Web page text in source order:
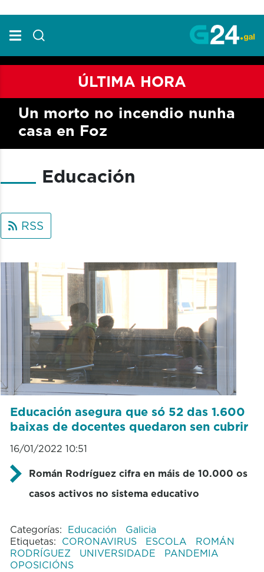
ÚLTIMA HORA
Un morto no incendio nunha
casa en Foz
Educación
RSS
Educación asegura que só 52 das 1.600
baixas de docentes quedaron sen cubrir
16/01/2022 10:51
Román Rodríguez cifra en máis de 10.000 os
casos activos no sistema educativo
Categorías: Educación
Galicia
Etiquetas: CORONAVIRUS ESCOLA
ROMÁN
RODRÍGUEZ
UNIVERSIDADE
PANDEMIA
OPOSICIÓNS